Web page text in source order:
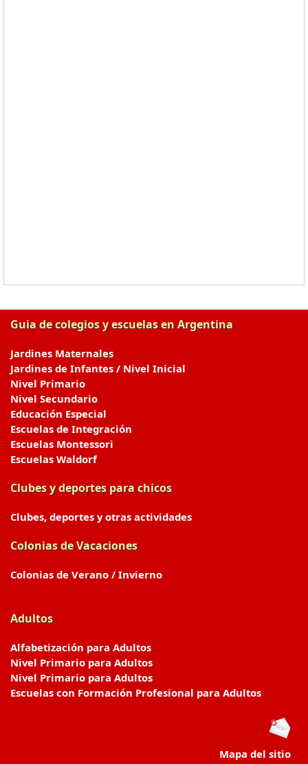
Guia de colegios y escuelas en Argentina
Jardines Maternales
Jardines de Infantes / Nivel Inicial
Nivel Primario
Nivel Secundario
Educación Especial
Escuelas de Integración
Escuelas Montessori
Escuelas Waldorf
Clubes y deportes para chicos
Clubes, deportes y otras actividades
Colonias de Vacaciones
Colonias de Verano / Invierno
Adultos
Alfabetización para Adultos
Nivel Primario para Adultos
Nivel Primario para Adultos
Escuelas con Formación Profesional para Adultos
Mapa del sitio